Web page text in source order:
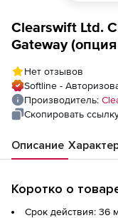
Clearswift Ltd.
Gateway
Band F
Нет отзывов
Softline -
Производитель:
Скопировать
Описание
Коротко о
Срок действия: 36